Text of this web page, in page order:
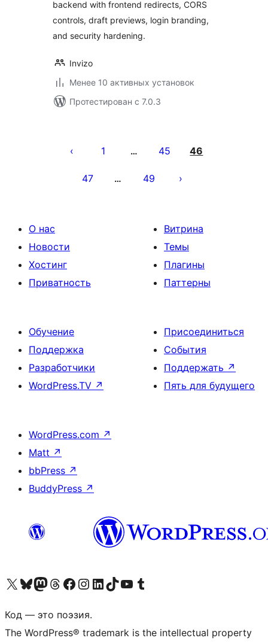
backend with frontend redirects, CORS
controls, draft previews, login branding,
and security hardening.
Invizo
Менее 10 активных установок
Протестирован с 7.0.3
записей
1 … 45 46
47 … 49
О нас
Новости
Хостинг
Приватность
Витрина
Темы
Плагины
Паттерны
Обучение
Поддержка
Разработчики
WordPress.TV ↗
Присоединиться
События
Поддержать ↗
Пять для будущего
WordPress.com ↗
Matt ↗
bbPress ↗
BuddyPress ↗
Посетите нас в X (ранее Twitter)
Посетите нашу учётную запись в Bluesky
Посетите нашу ленту в Mastodon
Посетите нашу учётную запись в Threads
Посетите нашу страницу на Facebook
Посетите наш Instagram
Посетите нашу страницу в LinkedIn
Посетите нашу учётную запись в TikTok
Посетите наш канал YouTube
Посетите нашу учётную запись в Tumblr
Код — это поэзия.
The WordPress® trademark is the intellectual property